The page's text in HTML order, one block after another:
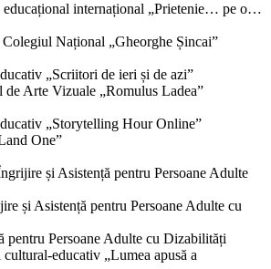
internațional „Prietenie… pe o…
Național „Gheorghe Șincai”
„Scriitori de ieri și de azi”
Arte Vizuale „Romulus Ladea”
„Storytelling Hour Online”
One”
și Asistență pentru Persoane Adulte
și Asistență pentru Persoane Adulte cu
Persoane Adulte cu Dizabilități
educativ „Lumea apusă a